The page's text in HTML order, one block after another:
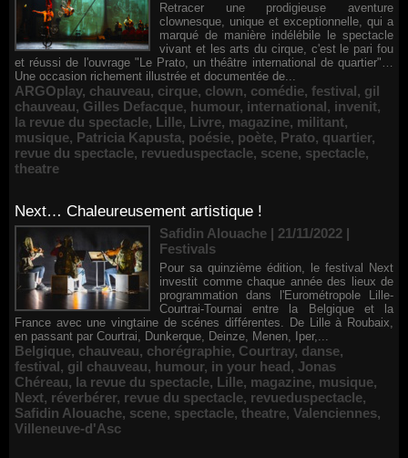
Retracer une prodigieuse aventure
clownesque, unique et exceptionnelle, qui a
marqué de manière indélébile le spectacle
vivant et les arts du cirque, c'est le pari fou
et réussi de l'ouvrage "Le Prato, un théâtre international de quartier"…
Une occasion richement illustrée et documentée de...
ARGOplay, chauveau, cirque, clown, comédie, festival, gil
chauveau, Gilles Defacque, humour, international, invenit,
la revue du spectacle, Lille, Livre, magazine, militant,
musique, Patricia Kapusta, poésie, poète, Prato, quartier,
revue du spectacle, revueduspectacle, scene, spectacle,
theatre
Next… Chaleureusement artistique !
Safidin Alouache | 21/11/2022 |
Festivals
Pour sa quinzième édition, le festival Next
investit comme chaque année des lieux de
programmation dans l'Eurométropole Lille-
Courtrai-Tournai entre la Belgique et la
France avec une vingtaine de scénes différentes. De Lille à Roubaix,
en passant par Courtrai, Dunkerque, Deinze, Menen, Iper,...
Belgique, chauveau, chorégraphie, Courtray, danse,
festival, gil chauveau, humour, in your head, Jonas
Chéreau, la revue du spectacle, Lille, magazine, musique,
Next, réverbérer, revue du spectacle, revueduspectacle,
Safidin Alouache, scene, spectacle, theatre, Valenciennes,
Villeneuve-d'Asc